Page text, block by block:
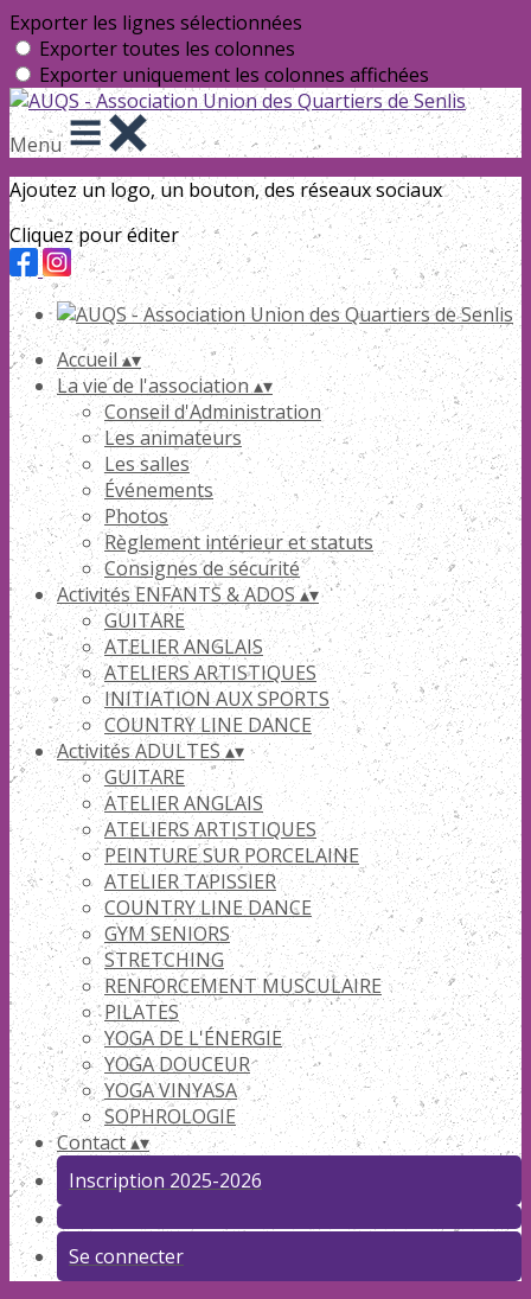
Exporter les lignes sélectionnées
Exporter toutes les colonnes
Exporter uniquement les colonnes affichées
Menu
Ajoutez un logo, un bouton, des réseaux sociaux
Cliquez pour éditer
Accueil ▴▾
La vie de l'association▴▾
Conseil d'Administration
Les animateurs
Les salles
Événements
Photos
Règlement intérieur et statuts
Consignes de sécurité
Activités ENFANTS & ADOS▴▾
GUITARE
ATELIER ANGLAIS
ATELIERS ARTISTIQUES
INITIATION AUX SPORTS
COUNTRY LINE DANCE
Activités ADULTES ▴▾
GUITARE
ATELIER ANGLAIS
ATELIERS ARTISTIQUES
PEINTURE SUR PORCELAINE
ATELIER TAPISSIER
COUNTRY LINE DANCE
GYM SENIORS
STRETCHING
RENFORCEMENT MUSCULAIRE
PILATES
YOGA DE L'ÉNERGIE
YOGA DOUCEUR
YOGA VINYASA
SOPHROLOGIE
Contact▴▾
Inscription 2025-2026
Se connecter